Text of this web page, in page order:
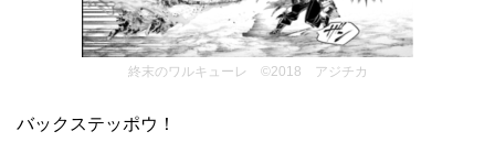
終末のワルキューレ ©2018 アジチカ
バックステッポウ！